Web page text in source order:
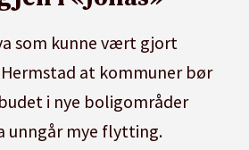
som kunne vært gjort
at kommuner bør
i nye boligområder
unngår mye flytting.